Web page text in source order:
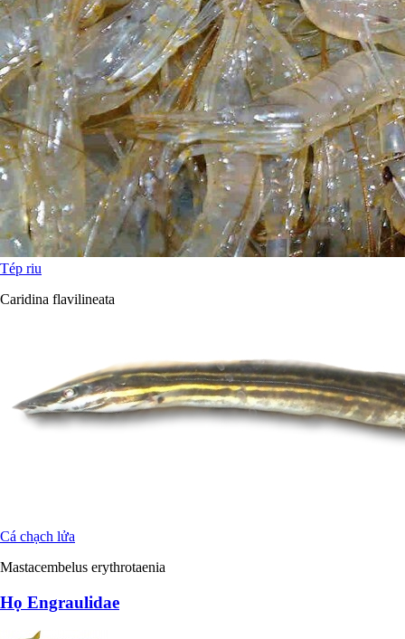
Tép riu
Caridina flavilineata
Cá chạch lửa
Mastacembelus erythrotaenia
Họ Engraulidae